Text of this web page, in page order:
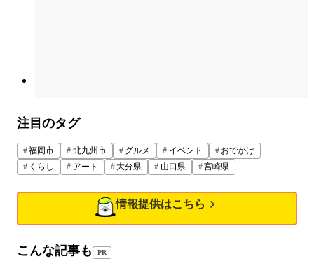
注目のタグ
福岡市 北九州市 グルメ イベント
おでかけ
くらし
アート 大分県 山口県 宮崎県
情報提供はこちら
こんな記事も PR